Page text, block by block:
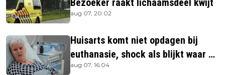
Bezoeker raakt lichaamsdeel kwijt
aug 07, 20:02
Huisarts komt niet opdagen bij
euthanasie, shock als blijkt waar ze
is
aug 07, 16:04